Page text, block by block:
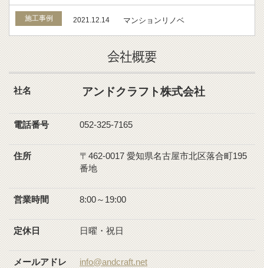
施工事例 2021.12.14 マンションリノベ
会社概要
社名 アンドクラフト株式会社
電話番号 052-325-7165
住所
〒462-0017 愛知県名古屋市北区落合町195
番地
営業時間 8:00～19:00
定休日 日曜・祝日
メールアドレ
info@andcraft.net